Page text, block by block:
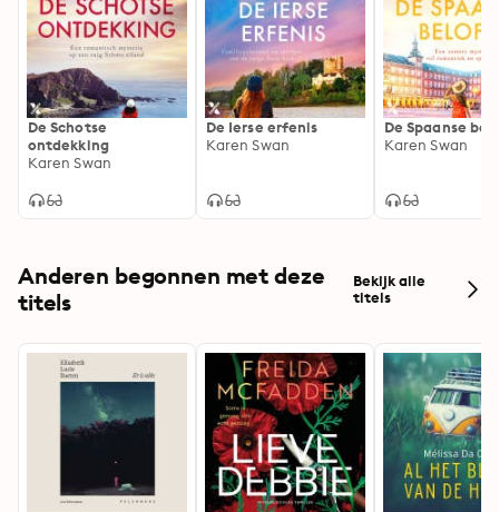
De Schotse
ontdekking
Karen Swan
De Ierse erfenis
Karen Swan
De Spaanse
Karen Swan
Anderen begonnen met deze
titels
Bekijk alle
titels